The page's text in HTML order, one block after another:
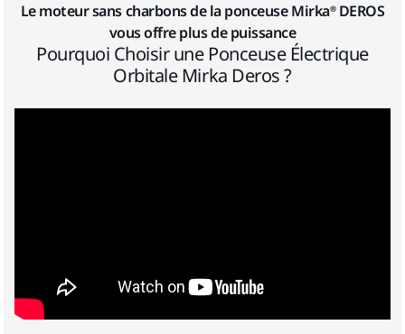
Le moteur sans charbons de la ponceuse Mirka® DEROS
vous offre plus de puissance
Pourquoi Choisir une Ponceuse Électrique
Orbitale Mirka Deros ?